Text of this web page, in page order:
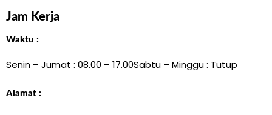
Jam Kerja
Waktu :
Senin – Jumat : 08.00 – 17.00Sabtu – Minggu : Tutup
Alamat :